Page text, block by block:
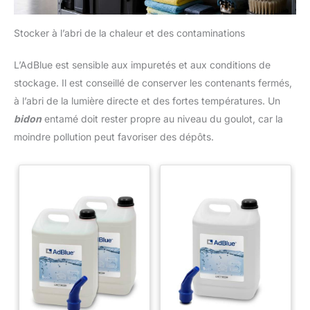
Stocker à l’abri de la chaleur et des contaminations
L’AdBlue est sensible aux impuretés et aux conditions de
stockage. Il est conseillé de conserver les contenants fermés,
à l’abri de la lumière directe et des fortes températures. Un
bidon entamé doit rester propre au niveau du goulot, car la
moindre pollution peut favoriser des dépôts.